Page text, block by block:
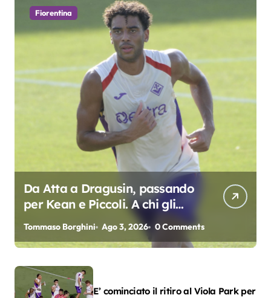
Fiorentina
Da Atta a Dragusin, passando
per Kean e Piccoli. A chi gli
oscar del precampionato?
Tommaso Borghini Ago 3, 2026 0 Comments
E’ cominciato il ritiro al Viola Park per